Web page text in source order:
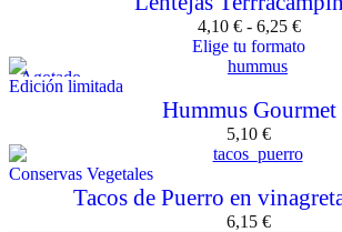
4,10 €- 6,25 €
Elige tu formato
Agotado
Edición limitada
Hummus Gourmet
5,10 €
Conservas Vegetales
Tacos de Puerro en
6,15 €